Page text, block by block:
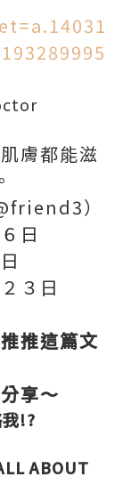
膚都能滋
）
日
３日
推這篇文
享～
!?
ABOUT